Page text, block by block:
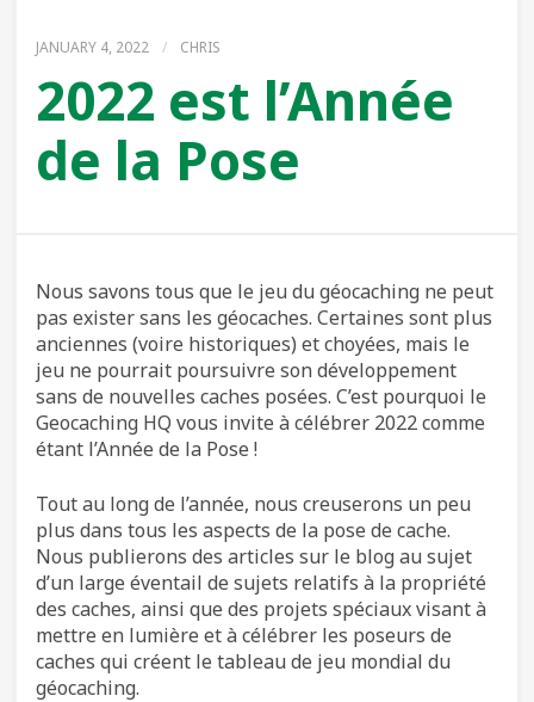
JANUARY 4, 2022 / CHRIS
2022 est l’Année
de la Pose
Nous savons tous que le jeu du géocaching ne peut
pas exister sans les géocaches. Certaines sont plus
anciennes (voire historiques) et choyées, mais le
jeu ne pourrait poursuivre son développement
sans de nouvelles caches posées. C’est pourquoi le
Geocaching HQ vous invite à célébrer 2022 comme
étant l’Année de la Pose !
Tout au long de l’année, nous creuserons un peu
plus dans tous les aspects de la pose de cache.
Nous publierons des articles sur le blog au sujet
d’un large éventail de sujets relatifs à la propriété
des caches, ainsi que des projets spéciaux visant à
mettre en lumière et à célébrer les poseurs de
caches qui créent le tableau de jeu mondial du
géocaching.